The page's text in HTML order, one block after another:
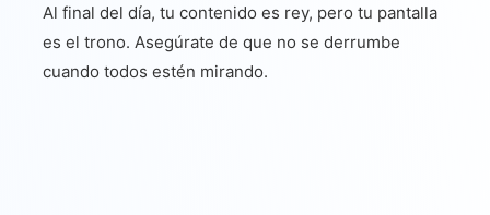
Al final del día, tu contenido es rey, pero tu pantalla
es el trono. Asegúrate de que no se derrumbe
cuando todos estén mirando.